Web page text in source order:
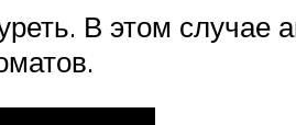
В этом